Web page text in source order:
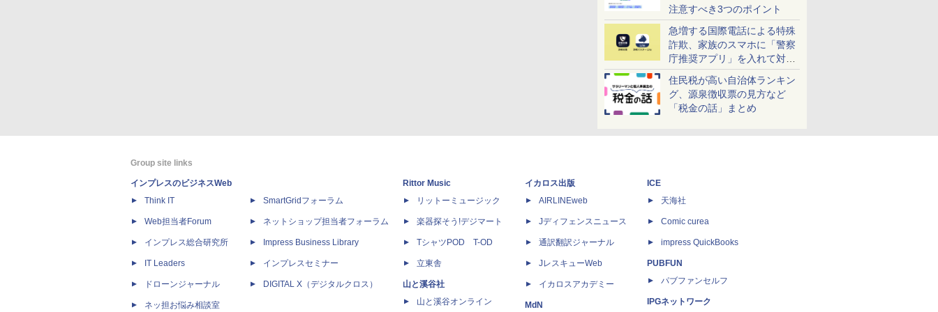
注意すべき3つのポイント
急増する国際電話による特殊
詐欺、家族のスマホに「警察
庁推奨アプリ」を入れて対策
しよう！
住民税が高い自治体ランキン
グ、源泉徴収票の見方など
「税金の話」まとめ
Group site links
インプレスのビジネスWeb
Think IT
Web担当者Forum
インプレス総合研究所
IT Leaders
ドローンジャーナル
ネッ担お悩み相談室
SmartGridフォーラム
ネットショップ担当者フォーラム
Impress Business Library
インプレスセミナー
DIGITAL X（デジタルクロス）
Rittor Music
リットーミュージック
楽器探そう!デジマート
TシャツPOD T-OD
立東舎
山と溪谷社
山と溪谷オンライン
イカロス出版
AIRLINEweb
Jディフェンスニュース
通訳翻訳ジャーナル
JレスキューWeb
イカロスアカデミー
MdN
ICE
天海社
Comic curea
impress QuickBooks
PUBFUN
パブファンセルフ
IPGネットワーク